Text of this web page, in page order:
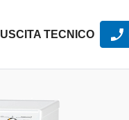
USCITA TECNICO